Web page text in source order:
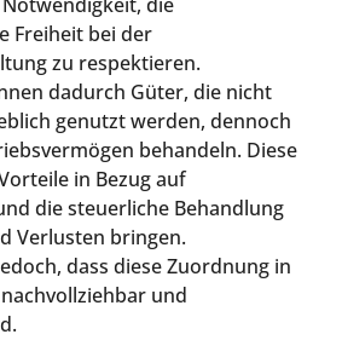
Freiheit bei der
zu respektieren.
dadurch Güter, die nicht
genutzt werden, dennoch
behandeln. Diese
in Bezug auf
die steuerliche Behandlung
Verlusten bringen.
dass diese Zuordnung in
und